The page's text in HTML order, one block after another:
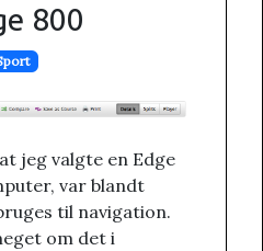
800
jeg valgte en Edge
var blandt
til navigation.
om det i